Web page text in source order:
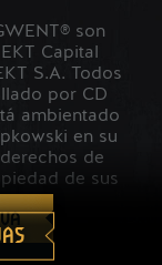
son
Capital
S.A. Todos
por CD
ambientado
en su
de
de sus